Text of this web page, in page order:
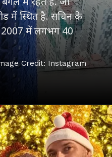
में स्थित है. सचिन के
2007 में लगभग 40
Credit: Instagram